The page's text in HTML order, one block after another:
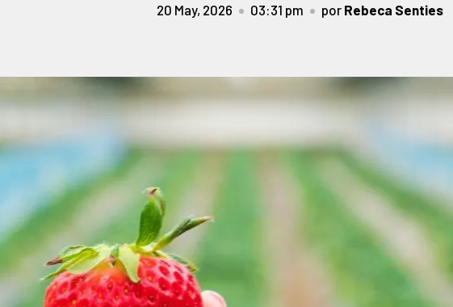
20 May, 2026 03:31 pm por Rebeca Senties